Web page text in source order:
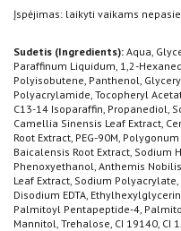
Įspėjimas: laikyti vaikams
Sudetis (Ingredients): Aqua,
Paraffinum Liquidum, 1,2-
Polyisobutene, Panthenol,
Polyacrylamide, Tocopheryl
C13-14 Isoparaffin, Propanediol,
Camellia Sinensis Leaf Extract,
Root Extract, PEG-90M,
Baicalensis Root Extract, Sodium
Phenoxyethanol, Anthemis
Leaf Extract, Sodium
Disodium EDTA,
Palmitoyl Pentapeptide-4,
Mannitol,